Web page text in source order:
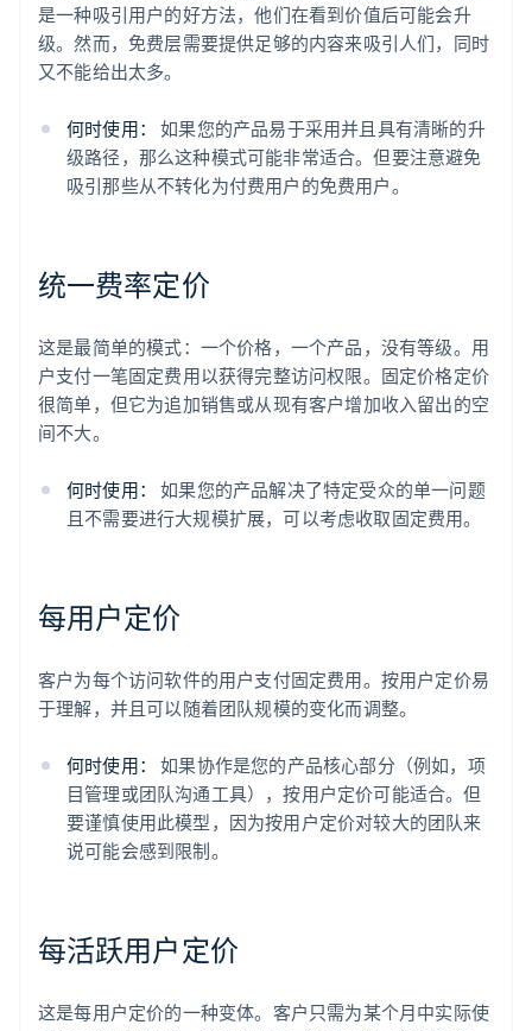
是一种吸引用户的好方法，他们在看到价值后可能会升
级。然而，免费层需要提供足够的内容来吸引人们，同时
又不能给出太多。
何时使用：
如果您的产品易于采用并且具有清晰的升
级路径，那么这种模式可能非常适合。但要注意避免
吸引那些从不转化为付费用户的免费用户。
统一费率定价
这是最简单的模式：一个价格，一个产品，没有等级。用
户支付一笔固定费用以获得完整访问权限。固定价格定价
很简单，但它为追加销售或从现有客户增加收入留出的空
间不大。
何时使用：
如果您的产品解决了特定受众的单一问题
且不需要进行大规模扩展，可以考虑收取固定费用。
每用户定价
客户为每个访问软件的用户支付固定费用。按用户定价易
于理解，并且可以随着团队规模的变化而调整。
何时使用：
如果协作是您的产品核心部分（例如，项
目管理或团队沟通工具），按用户定价可能适合。但
要谨慎使用此模型，因为按用户定价对较大的团队来
说可能会感到限制。
每活跃用户定价
这是每用户定价的一种变体。客户只需为某个月中实际使